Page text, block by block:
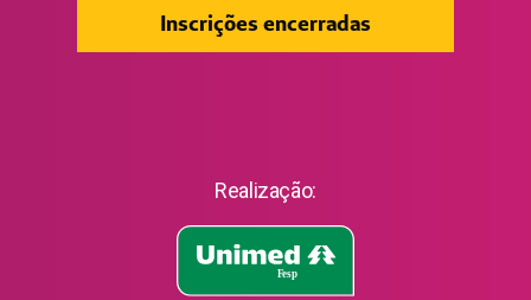
Inscrições encerradas
Realização: